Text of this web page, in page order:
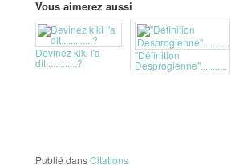
Vous aimerez aussi
Devinez kiki l'a
dit.............?
"Définition
Desprogienne"...........
Publié dansCitations